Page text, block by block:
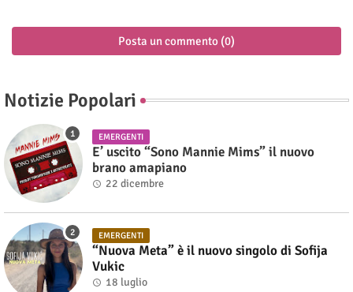
Posta un commento (0)
Notizie Popolari
EMERGENTI
E’ uscito “Sono Mannie Mims” il nuovo
brano amapiano
22 dicembre
EMERGENTI
“Nuova Meta” è il nuovo singolo di Sofija
Vukic
18 luglio